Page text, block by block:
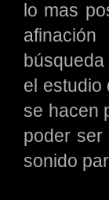
lo mas
el estudio
se hacen
poder ser
sonido